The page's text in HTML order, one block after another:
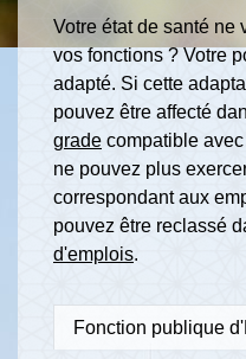
Votre état de santé ne
vos fonctions ? Votre
adapté. Si cette
pouvez être affecté
grade compatible
ne pouvez plus
correspondant aux
pouvez être reclassé
d'emplois.
Fonction publique